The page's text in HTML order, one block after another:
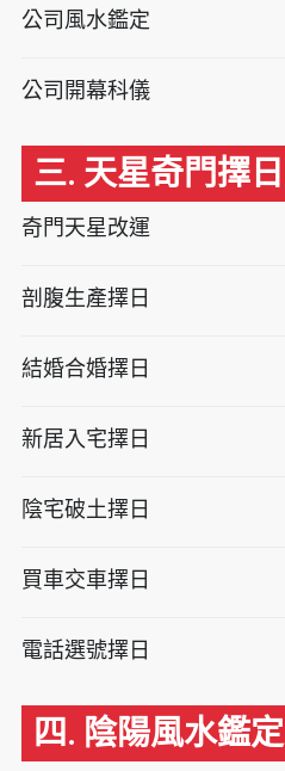
公司風水鑑定
公司開幕科儀
三. 天星奇門擇日
奇門天星改運
剖腹生產擇日
結婚合婚擇日
新居入宅擇日
陰宅破土擇日
買車交車擇日
電話選號擇日
四. 陰陽風水鑑定